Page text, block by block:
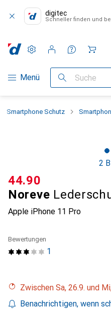
digitec
Schneller finden und
Navigation nach Kategorien
Menü Suche
Einstellungen
Kundenkonto
Vergleichslisten
Merklisten
Warenkorb
Smartphone Schutz
2
Noreve
Apple iPhone 11 Pro
CHF
44.90
1
Bewertungen
Zwischen Sa, 26.9. und
Benachrichtigen, wenn